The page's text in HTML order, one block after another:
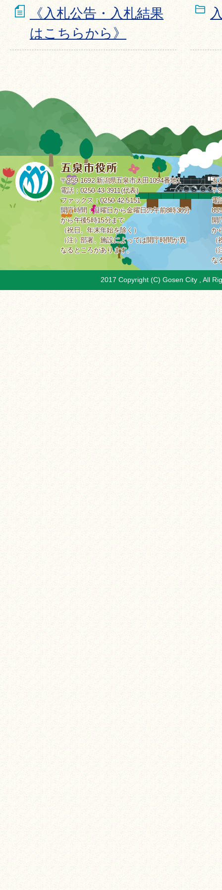
《入札公告・入札結果
はこちらから》
〒959-1692 新潟県五泉市太田1094番地1
電話：0250-43-3911(代表)
ファックス：0250-42-5151
開庁時間：月曜日から金曜日の午前8時30分
から午後5時15分まで
（祝日、年末年始を除く）
（注）部署、施設によっては開庁時間が異
なるところがあります。
五
〒
電
開
か
な
2017 Copyright (C) Gosen City , All